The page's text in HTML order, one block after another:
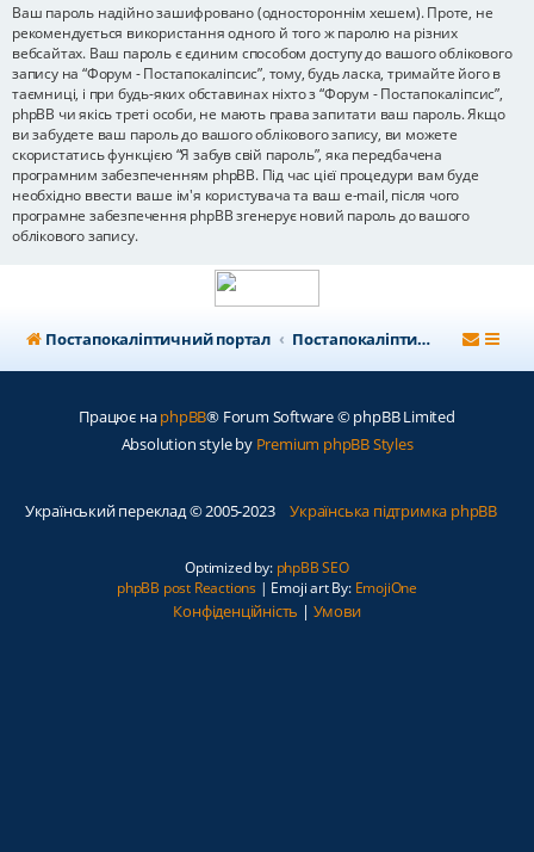
Ваш пароль надійно зашифровано (одностороннім хешем). Проте, не
рекомендується використання одного й того ж паролю на різних
вебсайтах. Ваш пароль є єдиним способом доступу до вашого облікового
запису на “Форум - Постапокаліпсис”, тому, будь ласка, тримайте його в
таємниці, і при будь-яких обставинах ніхто з “Форум - Постапокаліпсис”,
phpBB чи якісь треті особи, не мають права запитати ваш пароль. Якщо
ви забудете ваш пароль до вашого облікового запису, ви можете
скористатись функцією “Я забув свій пароль”, яка передбачена
програмним забезпеченням phpBB. Під час цієї процедури вам буде
необхідно ввести ваше ім'я користувача та ваш e-mail, після чого
програмне забезпечення phpBB згенерує новий пароль до вашого
облікового запису.
Постапокаліптичний портал Постапокаліптичний форум
Працює наphpBB® Forum Software © phpBB Limited
Absolution style by Premium phpBB Styles
Український переклад © 2005-2023 Українська підтримка phpBB
Optimized by: phpBB SEO
phpBB post Reactions| Emoji art By: EmojiOne
Конфіденційність | Умови